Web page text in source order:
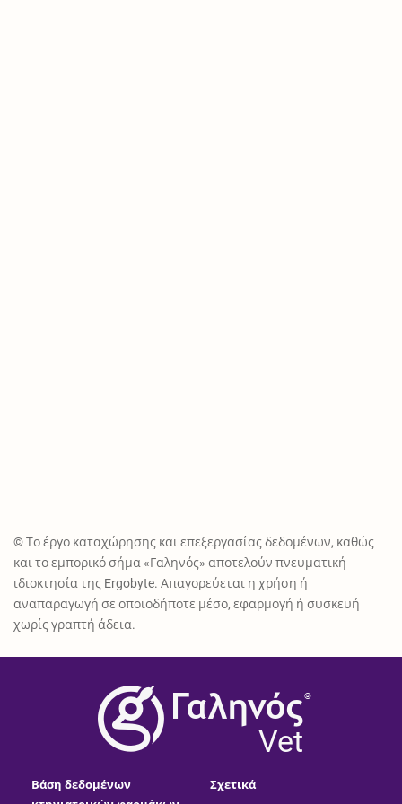
© Το έργο καταχώρησης και επεξεργασίας δεδομένων, καθώς
και το εμπορικό σήμα «Γαληνός» αποτελούν πνευματική
ιδιοκτησία της Ergobyte. Απαγορεύεται η χρήση ή
αναπαραγωγή σε οποιοδήποτε μέσο, εφαρμογή ή συσκευή
χωρίς γραπτή άδεια.
®
Vet
Βάση δεδομένων
Σχετικά